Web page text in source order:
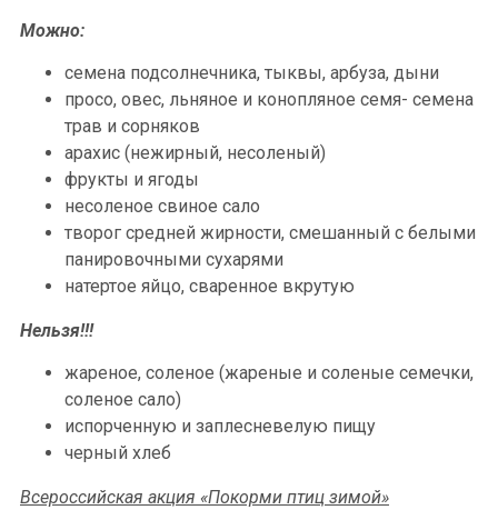
Можно:
семена подсолнечника, тыквы, арбуза, дыни
просо, овес, льняное и конопляное семя- семена
трав и сорняков
арахис (нежирный, несоленый)
фрукты и ягоды
несоленое свиное сало
творог средней жирности, смешанный с белыми
панировочными сухарями
натертое яйцо, сваренное вкрутую
Нельзя!!!
жареное, соленое (жареные и соленые семечки,
соленое сало)
испорченную и заплесневелую пищу
черный хлеб
Всероссийская акция «Покорми птиц зимой»